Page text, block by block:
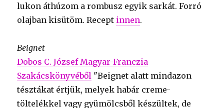
lukon áthúzom a rombusz egyik sarkát. Forró
olajban kisütöm. Recept innen.
Beignet
Dobos C. József Magyar-Franczia
Szakácskönyvéből "Beignet alatt mindazon
tésztákat értjük, melyek habár creme-
töltelékkel vagy gyümölcsből készültek, de